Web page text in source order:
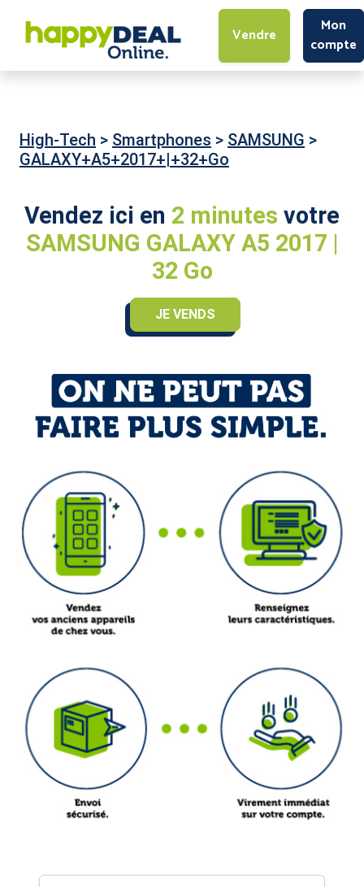
Vendre
Mon
compte
High-Tech > Smartphones > SAMSUNG >
GALAXY+A5+2017+|+32+Go
Vendez ici en 2 minutes votre
SAMSUNG GALAXY A5 2017 |
32 Go
JE VENDS